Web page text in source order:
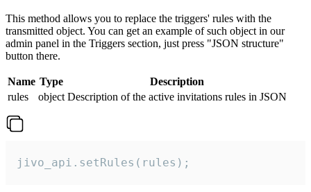
This method allows you to replace the triggers' rules with the
transmitted object. You can get an example of such object in our
admin panel in the Triggers section, just press "JSON structure"
button there.
Name Type
Description
rules
object Description of the active invitations rules in JSON
jivo_api.setRules(rules);